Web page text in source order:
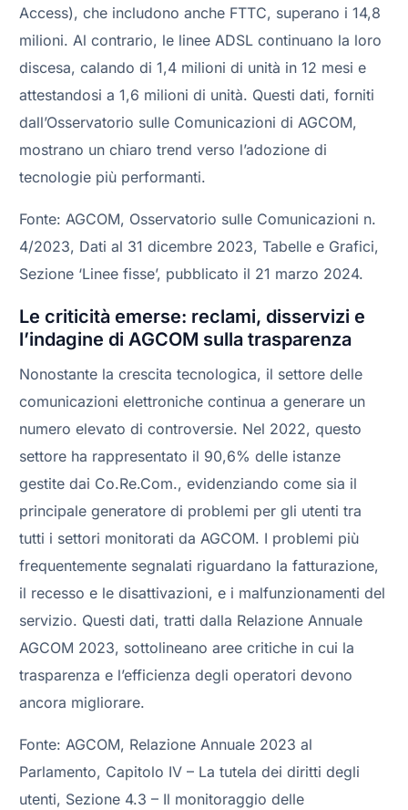
Access), che includono anche FTTC, superano i 14,8
milioni. Al contrario, le linee ADSL continuano la loro
discesa, calando di 1,4 milioni di unità in 12 mesi e
attestandosi a 1,6 milioni di unità. Questi dati, forniti
dall’Osservatorio sulle Comunicazioni di AGCOM,
mostrano un chiaro trend verso l’adozione di
tecnologie più performanti.
Fonte: AGCOM, Osservatorio sulle Comunicazioni n.
4/2023, Dati al 31 dicembre 2023, Tabelle e Grafici,
Sezione ‘Linee fisse’, pubblicato il 21 marzo 2024.
Le criticità emerse: reclami, disservizi e
l’indagine di AGCOM sulla trasparenza
Nonostante la crescita tecnologica, il settore delle
comunicazioni elettroniche continua a generare un
numero elevato di controversie. Nel 2022, questo
settore ha rappresentato il 90,6% delle istanze
gestite dai Co.Re.Com., evidenziando come sia il
principale generatore di problemi per gli utenti tra
tutti i settori monitorati da AGCOM. I problemi più
frequentemente segnalati riguardano la fatturazione,
il recesso e le disattivazioni, e i malfunzionamenti del
servizio. Questi dati, tratti dalla Relazione Annuale
AGCOM 2023, sottolineano aree critiche in cui la
trasparenza e l’efficienza degli operatori devono
ancora migliorare.
Fonte: AGCOM, Relazione Annuale 2023 al
Parlamento, Capitolo IV – La tutela dei diritti degli
utenti, Sezione 4.3 – Il monitoraggio delle